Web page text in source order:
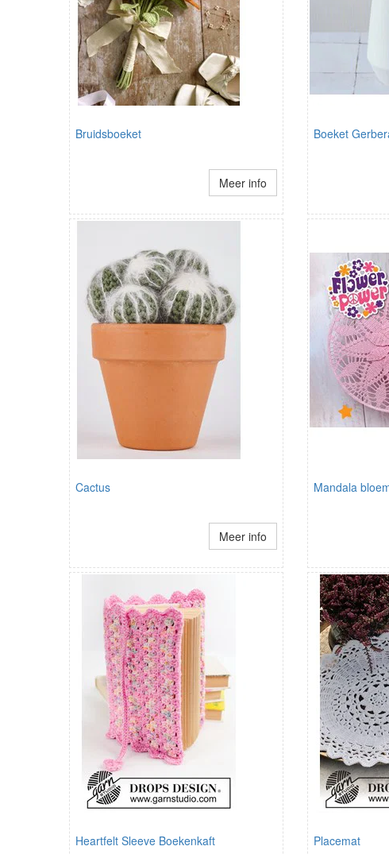
Bruidsboeket
Meer info
Boeket
Cactus
Meer info
Mandala
Heartfelt Sleeve Boekenkaft Placemat